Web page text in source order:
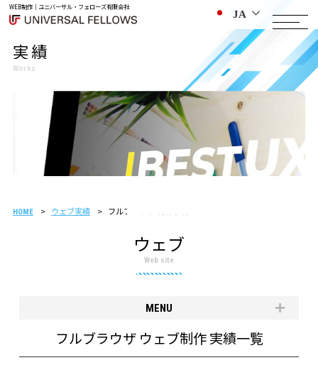
WEB制作｜ユニバーサル・フェローズ有限会社
実績
Works
HOME ウェブ実績 フルブラウザ 制作事例
ウェブ
Web site
MENU
フルブラウザ ウェブ制作 実績一覧
JA